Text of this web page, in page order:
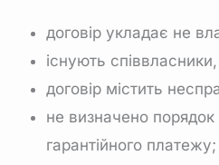
договір укладає не
існують
договір містить
не визначено
гарантійного платежу;